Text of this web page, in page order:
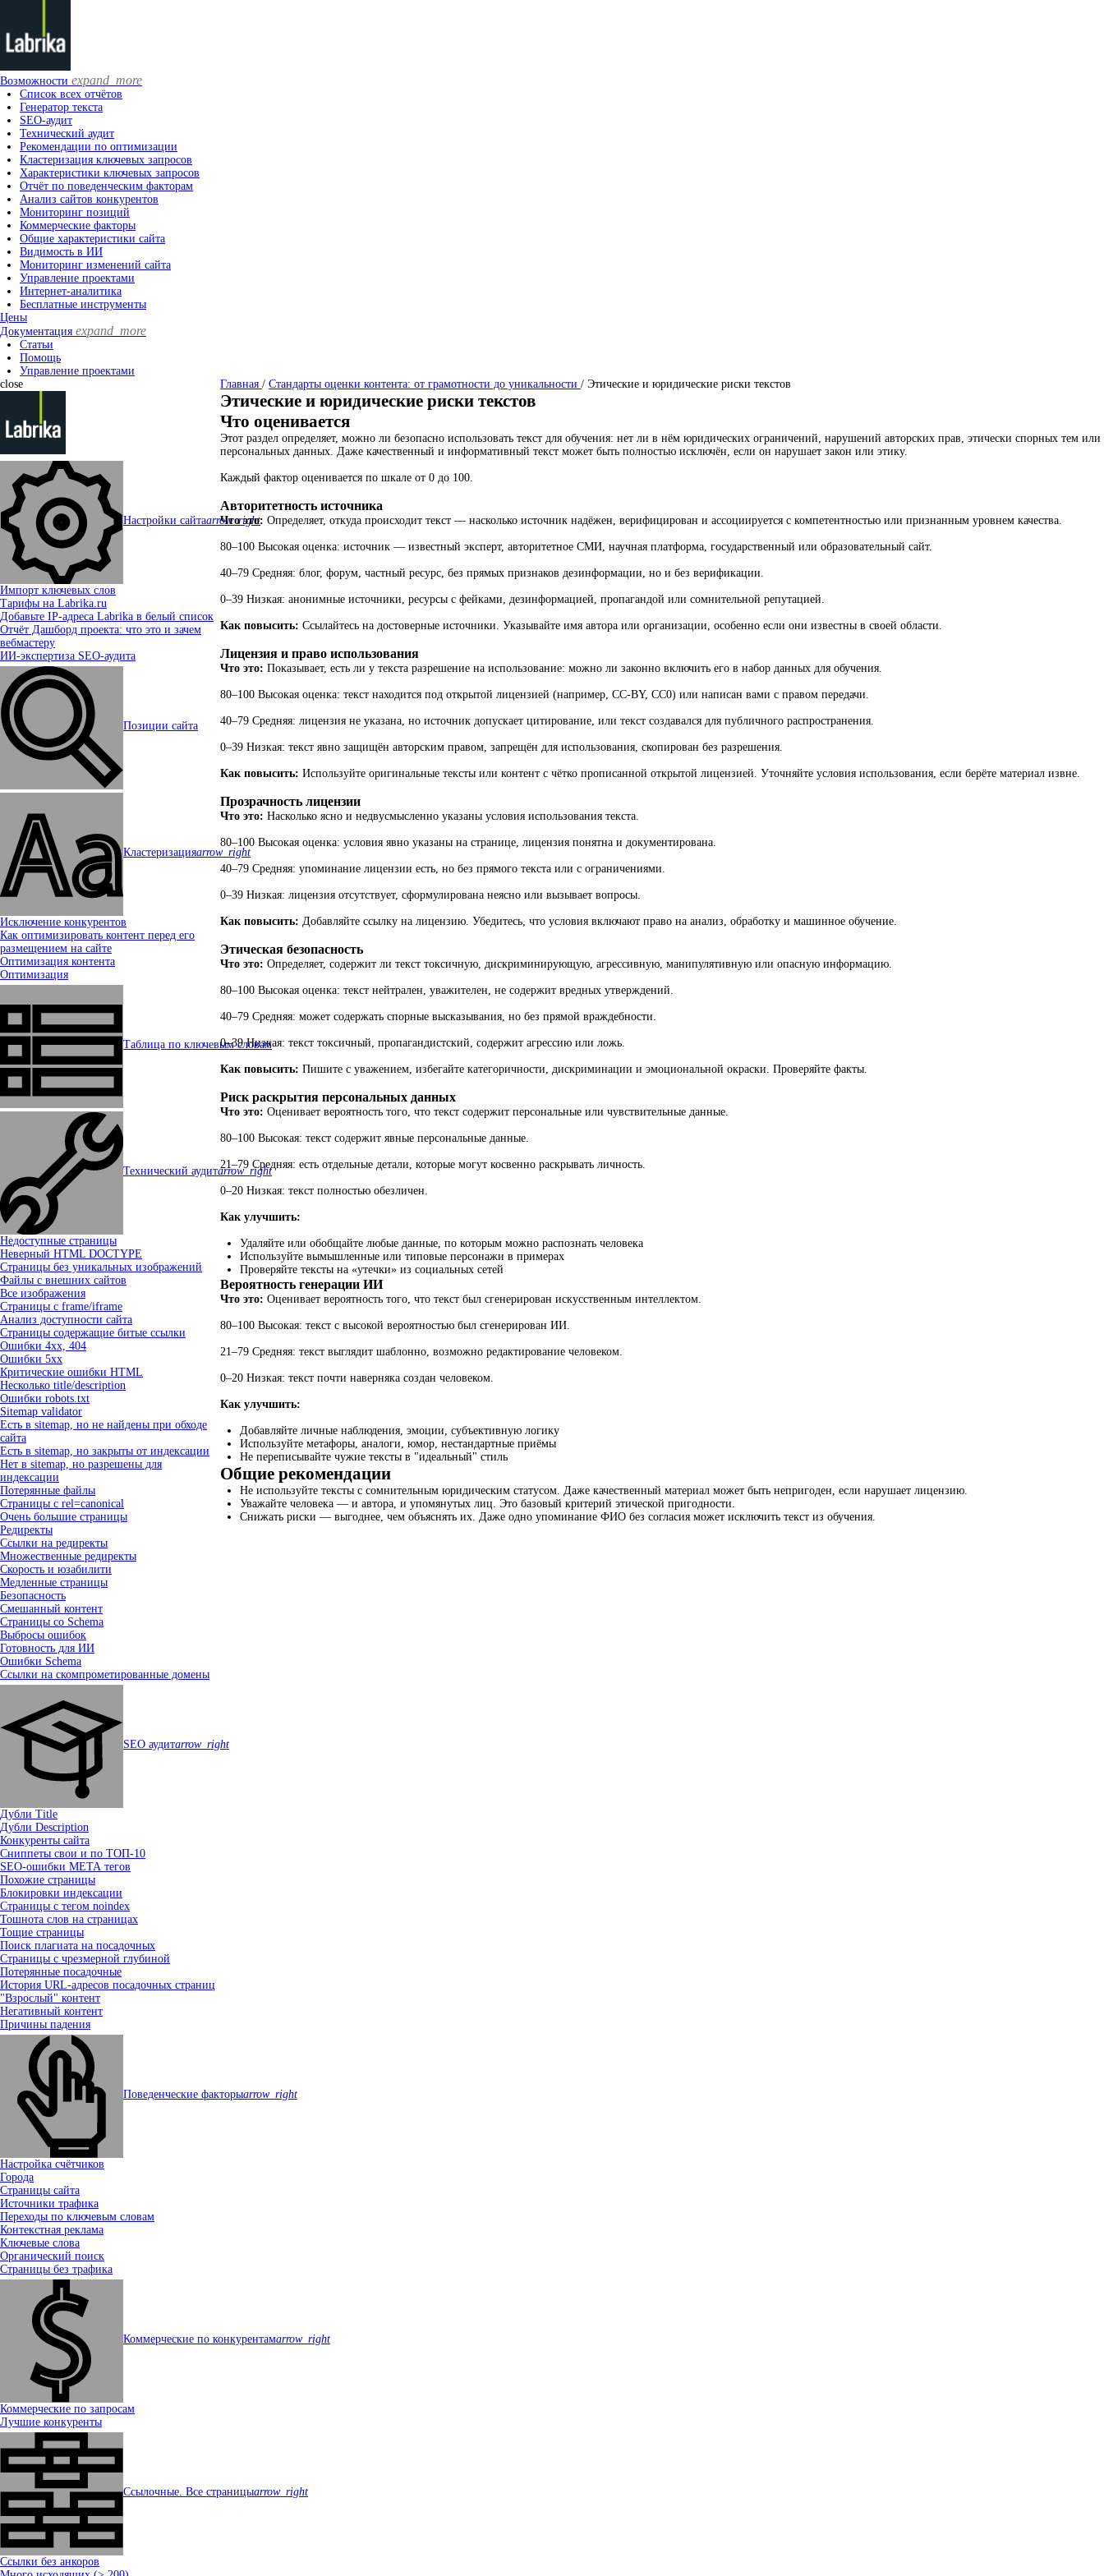
Возможности expand_more
Список всех отчётов
Генератор текста
SEO-аудит
Технический аудит
Рекомендации по оптимизации
Кластеризация ключевых запросов
Характеристики ключевых запросов
Отчёт по поведенческим факторам
Анализ сайтов конкурентов
Мониторинг позиций
Коммерческие факторы
Общие характеристики сайта
Видимость в ИИ
Мониторинг изменений сайта
Управление проектами
Интернет-аналитика
Бесплатные инструменты
Цены
Документация expand_more
Статьи
Помощь
Управление проектами
close
Настройки сайтаarrow_right
Импорт ключевых слов
Тарифы на Labrika.ru
Добавьте IP-адреса Labrika в белый список
Отчёт Дашборд проекта: что это и зачем
вебмастеру
ИИ-экспертиза SEO-аудита
Позиции сайта
Кластеризацияarrow_right
Исключение конкурентов
Как оптимизировать контент перед его
размещением на сайте
Оптимизация контента
Оптимизация
Таблица по ключевым словам
Технический аудитarrow_right
Недоступные страницы
Неверный HTML DOCTYPE
Страницы без уникальных изображений
Файлы с внешних сайтов
Все изображения
Страницы c frame/iframe
Анализ доступности сайта
Страницы содержащие битые ссылки
Ошибки 4xx, 404
Ошибки 5xx
Критические ошибки HTML
Несколько title/description
Ошибки robots.txt
Sitemap validator
Есть в sitemap, но не найдены при обходе
сайта
Есть в sitemap, но закрыты от индексации
Нет в sitemap, но разрешены для
индексации
Потерянные файлы
Страницы с rel=canonical
Очень большие страницы
Редиректы
Ссылки на редиректы
Множественные редиректы
Скорость и юзабилити
Медленные страницы
Безопасность
Смешанный контент
Страницы со Schema
Выбросы ошибок
Готовность для ИИ
Ошибки Schema
Ссылки на скомпрометированные домены
SEO аудитarrow_right
Дубли Title
Дубли Description
Конкуренты сайта
Сниппеты свои и по ТОП-10
SEO-ошибки МЕТА тегов
Похожие страницы
Блокировки индексации
Страницы с тегом noindex
Тошнота слов на страницах
Тощие страницы
Поиск плагиата на посадочных
Страницы с чрезмерной глубиной
Потерянные посадочные
История URL-адресов посадочных страниц
"Взрослый" контент
Негативный контент
Причины падения
Поведенческие факторыarrow_right
Настройка счётчиков
Города
Страницы сайта
Источники трафика
Переходы по ключевым словам
Контекстная реклама
Ключевые слова
Органический поиск
Страницы без трафика
Коммерческие по конкурентамarrow_right
Коммерческие по запросам
Лучшие конкуренты
Ссылочные. Все страницыarrow_right
Ссылки без анкоров
Главная/Стандарты оценки контента: от грамотности до уникальности/Этические и юридические риски текстов
Этические и юридические риски текстов
Что оценивается
Этот раздел определяет, можно ли безопасно использовать текст для обучения: нет ли в нём юридических ограничений, нарушений авторских прав, этически спорных тем или
персональных данных. Даже качественный и информативный текст может быть полностью исключён, если он нарушает закон или этику.
Каждый фактор оценивается по шкале от 0 до 100.
Авторитетность источника
Что это: Определяет, откуда происходит текст — насколько источник надёжен, верифицирован и ассоциируется с компетентностью или признанным уровнем качества.
80–100 Высокая оценка: источник — известный эксперт, авторитетное СМИ, научная платформа, государственный или образовательный сайт.
40–79 Средняя: блог, форум, частный ресурс, без прямых признаков дезинформации, но и без верификации.
0–39 Низкая: анонимные источники, ресурсы с фейками, дезинформацией, пропагандой или сомнительной репутацией.
Как повысить: Ссылайтесь на достоверные источники. Указывайте имя автора или организации, особенно если они известны в своей области.
Лицензия и право использования
Что это: Показывает, есть ли у текста разрешение на использование: можно ли законно включить его в набор данных для обучения.
80–100 Высокая оценка: текст находится под открытой лицензией (например, CC-BY, CC0) или написан вами с правом передачи.
40–79 Средняя: лицензия не указана, но источник допускает цитирование, или текст создавался для публичного распространения.
0–39 Низкая: текст явно защищён авторским правом, запрещён для использования, скопирован без разрешения.
Как повысить: Используйте оригинальные тексты или контент с чётко прописанной открытой лицензией. Уточняйте условия использования, если берёте материал извне.
Прозрачность лицензии
Что это: Насколько ясно и недвусмысленно указаны условия использования текста.
80–100 Высокая оценка: условия явно указаны на странице, лицензия понятна и документирована.
40–79 Средняя: упоминание лицензии есть, но без прямого текста или с ограничениями.
0–39 Низкая: лицензия отсутствует, сформулирована неясно или вызывает вопросы.
Как повысить: Добавляйте ссылку на лицензию. Убедитесь, что условия включают право на анализ, обработку и машинное обучение.
Этическая безопасность
Что это: Определяет, содержит ли текст токсичную, дискриминирующую, агрессивную, манипулятивную или опасную информацию.
80–100 Высокая оценка: текст нейтрален, уважителен, не содержит вредных утверждений.
40–79 Средняя: может содержать спорные высказывания, но без прямой враждебности.
0–39 Низкая: текст токсичный, пропагандистский, содержит агрессию или ложь.
Как повысить: Пишите с уважением, избегайте категоричности, дискриминации и эмоциональной окраски. Проверяйте факты.
Риск раскрытия персональных данных
Что это: Оценивает вероятность того, что текст содержит персональные или чувствительные данные.
80–100 Высокая: текст содержит явные персональные данные.
21–79 Средняя: есть отдельные детали, которые могут косвенно раскрывать личность.
0–20 Низкая: текст полностью обезличен.
Как улучшить:
Удаляйте или обобщайте любые данные, по которым можно распознать человека
Используйте вымышленные или типовые персонажи в примерах
Проверяйте тексты на «утечки» из социальных сетей
Вероятность генерации ИИ
Что это: Оценивает вероятность того, что текст был сгенерирован искусственным интеллектом.
80–100 Высокая: текст с высокой вероятностью был сгенерирован ИИ.
21–79 Средняя: текст выглядит шаблонно, возможно редактирование человеком.
0–20 Низкая: текст почти наверняка создан человеком.
Как улучшить:
Добавляйте личные наблюдения, эмоции, субъективную логику
Используйте метафоры, аналоги, юмор, нестандартные приёмы
Не переписывайте чужие тексты в "идеальный" стиль
Общие рекомендации
Не используйте тексты с сомнительным юридическим статусом. Даже качественный материал может быть непригоден, если нарушает лицензию.
Уважайте человека — и автора, и упомянутых лиц. Это базовый критерий этической пригодности.
Снижать риски — выгоднее, чем объяснять их. Даже одно упоминание ФИО без согласия может исключить текст из обучения.